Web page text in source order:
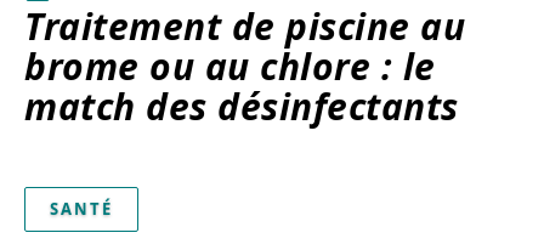
Traitement de piscine au
brome ou au chlore : le
match des désinfectants
SANTÉ